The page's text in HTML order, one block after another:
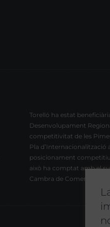
Torelló ha estat
Desenvolupament
competitivitat de les
Pla d’Internacionalització
posicionament competitiu
això ha comptat amb el
Cambra de Comerç de